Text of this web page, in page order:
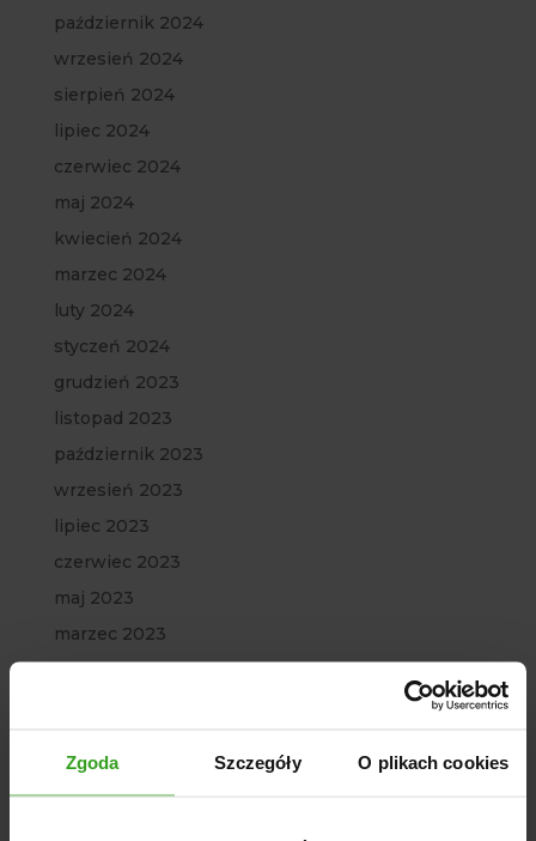
Zgoda Szczegóły O plikach cookies
październik 2024
wrzesień 2024
sierpień 2024
lipiec 2024
czerwiec 2024
maj 2024
kwiecień 2024
marzec 2024
luty 2024
styczeń 2024
grudzień 2023
listopad 2023
październik 2023
wrzesień 2023
lipiec 2023
czerwiec 2023
maj 2023
marzec 2023
luty 2023
listopad 2022